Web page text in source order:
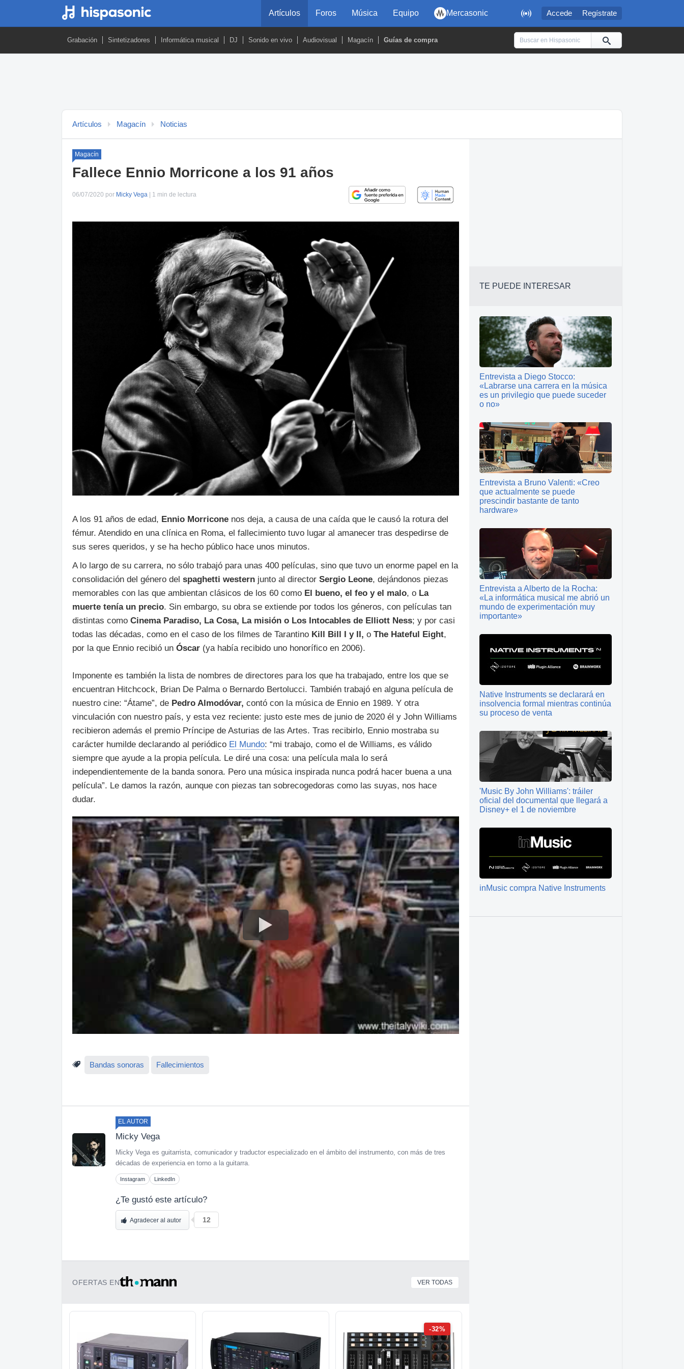
 Accede Regístrate
Artículos Foros Música Equipo Mercasonic
Grabación Sintetizadores Informática musical DJ Sonido en vivo Audiovisual Magacín Guías de compra
Artículos Magacín Noticias
Magacín
Fallece Ennio Morricone a los 91 años
06/07/2020 por Micky Vega | 1 min de lectura
A los 91 años de edad, Ennio Morricone nos deja, a causa de una caída que le causó la rotura del
fémur. Atendido en una clínica en Roma, el fallecimiento tuvo lugar al amanecer tras despedirse de
sus seres queridos, y se ha hecho público hace unos minutos.
A lo largo de su carrera, no sólo trabajó para unas 400 películas, sino que tuvo un enorme papel en la
consolidación del género del spaghetti western junto al director Sergio Leone, dejándonos piezas
memorables con las que ambientan clásicos de los 60 como El bueno, el feo y el malo, o La
muerte tenía un precio. Sin embargo, su obra se extiende por todos los géneros, con películas tan
distintas como Cinema Paradiso, La Cosa, La misión o Los Intocables de Elliott Ness; y por casi
todas las décadas, como en el caso de los filmes de Tarantino Kill Bill I y II, o The Hateful Eight,
por la que Ennio recibió un Óscar (ya había recibido uno honorífico en 2006).
Imponente es también la lista de nombres de directores para los que ha trabajado, entre los que se
encuentran Hitchcock, Brian De Palma o Bernardo Bertolucci. También trabajó en alguna película de
nuestro cine: “Átame”, de Pedro Almodóvar, contó con la música de Ennio en 1989. Y otra
vinculación con nuestro país, y esta vez reciente: justo este mes de junio de 2020 él y John Williams
recibieron además el premio Príncipe de Asturias de las Artes. Tras recibirlo, Ennio mostraba su
carácter humilde declarando al periódico El Mundo: “mi trabajo, como el de Williams, es válido
siempre que ayude a la propia película. Le diré una cosa: una película mala lo será
independientemente de la banda sonora. Pero una música inspirada nunca podrá hacer buena a una
película”. Le damos la razón, aunque con piezas tan sobrecogedoras como las suyas, nos hace
dudar.
Bandas sonoras Fallecimientos
EL AUTOR
Micky Vega
Micky Vega es guitarrista, comunicador y traductor especializado en el ámbito del instrumento, con más de tres
décadas de experiencia en torno a la guitarra.
Instagram LinkedIn
¿Te gustó este artículo?
Agradecer al autor 12
OFERTAS EN VER TODAS
-32%
TE PUEDE INTERESAR
Entrevista a Diego Stocco:
«Labrarse una carrera en la música
es un privilegio que puede suceder
o no»
Entrevista a Bruno Valenti: «Creo
que actualmente se puede
prescindir bastante de tanto
hardware»
Entrevista a Alberto de la Rocha:
«La informática musical me abrió un
mundo de experimentación muy
importante»
Native Instruments se declarará en
insolvencia formal mientras continúa
su proceso de venta
'Music By John Williams': tráiler
oficial del documental que llegará a
Disney+ el 1 de noviembre
inMusic compra Native Instruments